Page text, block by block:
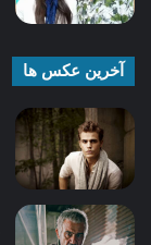
آخرین عکس ها